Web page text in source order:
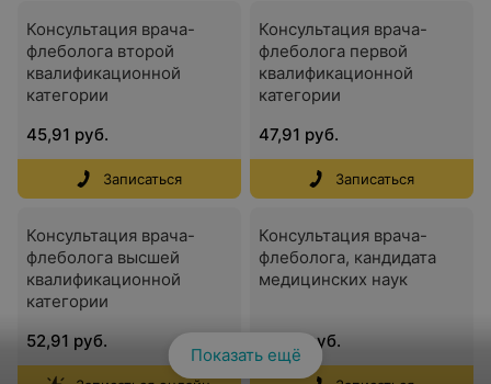
Консультация врача-
флеболога второй
квалификационной
категории
45,91 руб.
Записаться
Консультация врача-
флеболога первой
квалификационной
категории
47,91 руб.
Записаться
Консультация врача-
флеболога высшей
квалификационной
категории
52,91 руб.
Консультация врача-
флеболога, кандидата
медицинских наук
68,91 руб.
Показать ещё